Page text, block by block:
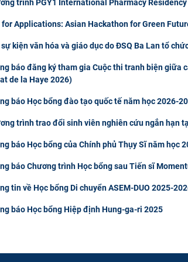
trình PGY1 International Pharmacy
for Applications: Asian Hackathon for Green
sự kiện văn hóa và giáo dục do ĐSQ Ba Lan tổ
báo đăng ký tham gia Cuộc thi tranh biện giữa
de la Haye 2026)
báo Học bổng đào tạo quốc tế năm học 2026-
trình trao đổi sinh viên nghiên cứu ngắn hạn
báo Học bổng của Chính phủ Thụy Sĩ năm học
báo Chương trình Học bổng sau Tiến sĩ
tin về Học bổng Di chuyển ASEM-DUO 2025-
báo Học bổng Hiệp định Hung-ga-ri 2025